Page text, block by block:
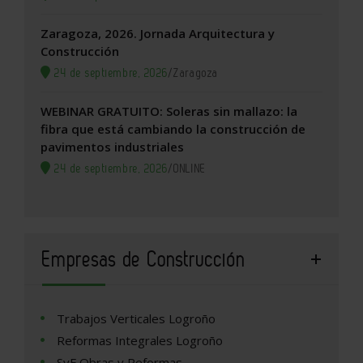
Zaragoza, 2026. Jornada Arquitectura y
Construcción
24 de septiembre, 2026/Zaragoza
WEBINAR GRATUITO: Soleras sin mallazo: la
fibra que está cambiando la construcción de
pavimentos industriales
24 de septiembre, 2026/ONLINE
Empresas de Construcción
Trabajos Verticales Logroño
Reformas Integrales Logroño